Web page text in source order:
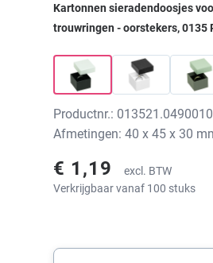
Kartonnen sieradendoosjes
trouwringen - oorstekers, 0135
Productnr.:
Afmetingen: 40 x 45 x 30
€ 1,19
excl. BTW
Verkrijgbaar vanaf 100 stuks